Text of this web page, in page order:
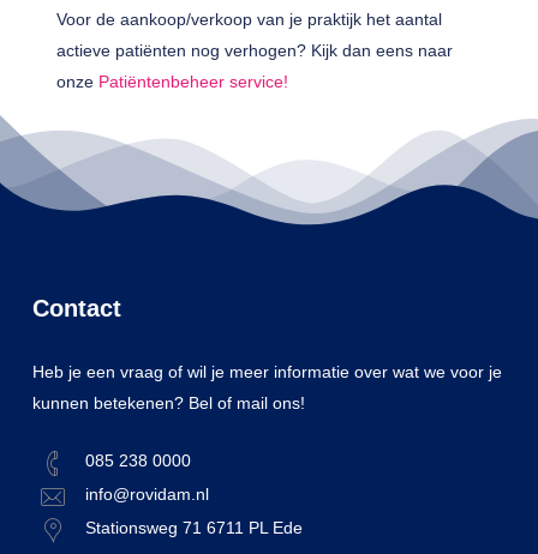
Voor de aankoop/verkoop van je praktijk het aantal
actieve patiënten nog verhogen? Kijk dan eens naar
onze Patiëntenbeheer service!
Contact
Heb je een vraag of wil je meer informatie over wat we voor je
kunnen betekenen? Bel of mail ons!
085 238 0000
info@rovidam.nl
Stationsweg 71 6711 PL Ede